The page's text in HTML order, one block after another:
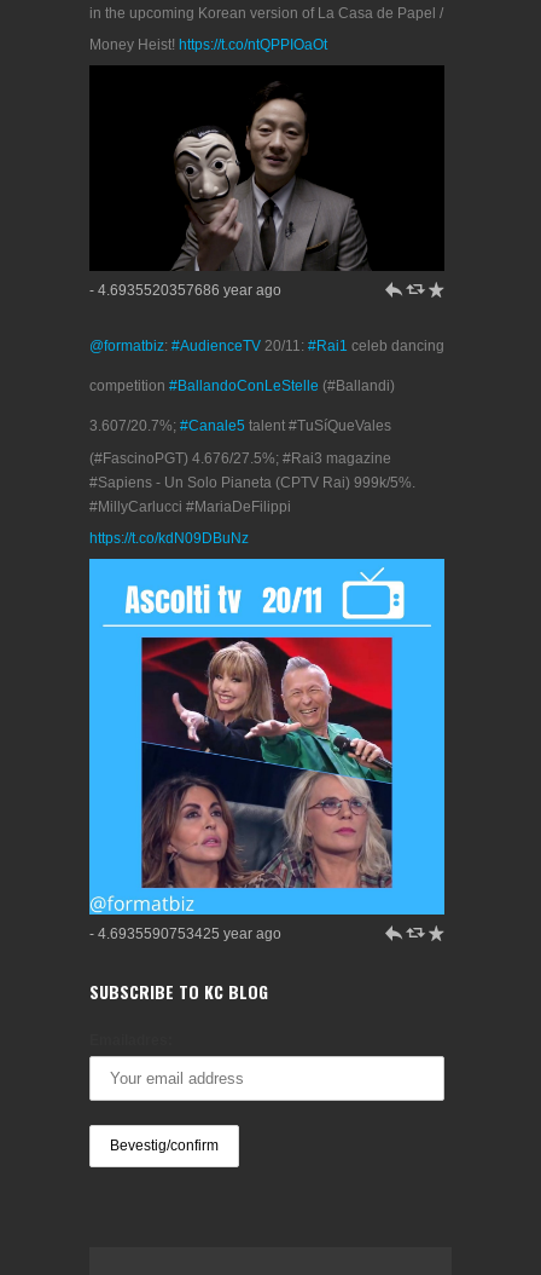
in the upcoming Korean version of La Casa de Papel /
Money Heist! https://t.co/ntQPPIOaOt
- 4.6935520357686 year ago h J R
@formatbiz: #AudienceTV 20/11: #Rai1 celeb dancing
competition #BallandoConLeStelle (#Ballandi)
3.607/20.7%; #Canale5 talent #TuSíQueVales
(#FascinoPGT) 4.676/27.5%; #Rai3 magazine
#Sapiens - Un Solo Pianeta (CPTV Rai) 999k/5%.
#MillyCarlucci #MariaDeFilippi
https://t.co/kdN09DBuNz
- 4.6935590753425 year ago h J R
SUBSCRIBE TO KC BLOG